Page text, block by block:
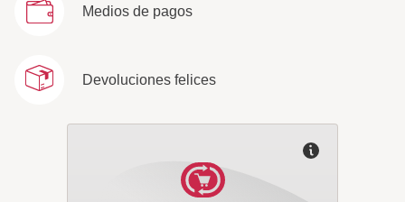
Medios de pagos
Devoluciones felices